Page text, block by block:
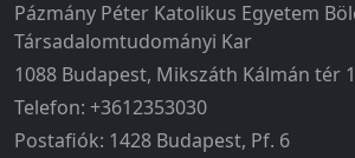
Pázmány Péter Katolikus Egyetem
Társadalomtudományi Kar
1088 Budapest, Mikszáth Kálmán tér
Telefon: +3612353030
Postafiók: 1428 Budapest, Pf. 6